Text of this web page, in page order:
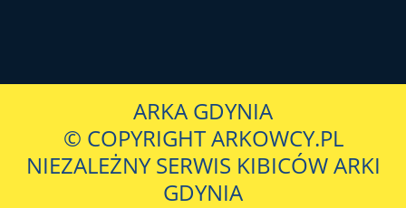
ARKA GDYNIA
© COPYRIGHT ARKOWCY.PL
NIEZALEŻNY SERWIS KIBICÓW ARKI
GDYNIA